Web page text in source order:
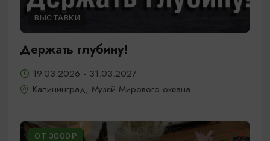
ВЫСТАВКИ
Держать глубину!
19.03.2026 - 31.03.2027
Калининград, Музей Мирового океана
ОТ 3000₽